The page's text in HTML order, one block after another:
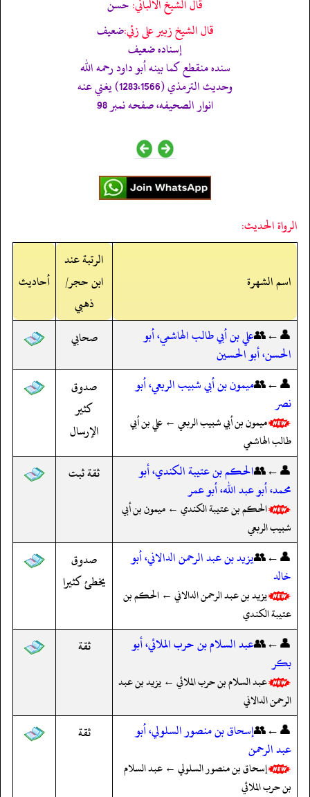
قال الشيخ الألباني:حسن
قال الشيخ زبير على زئي:ضعيف
إسناده ضعيف
سنده منقطع كما بينه أبو داود رحمه اللّٰه
وحديث الترمذي (1283،1566) يغني عنه
انوار الصحيفه، صفحه نمبر 98
الرواة الحديث:
اسم الشهرة
الرتبة عند
ابن حجر/
ذهبي
أحاديث
👤←👥علي بن أبي طالب الهاشمي، أبو
الحسن، أبو الحسين
صحابي
👤←👥ميمون بن أبي شبيب الربعي، أبو
نصر
ميمون بن أبي شبيب الربعي ← علي بن أبي
طالب الهاشمي
صدوق
كثير
الإرسال
👤←👥الحكم بن عتيبة الكندي، أبو
محمد، أبو عبد الله، أبو عمر
الحكم بن عتيبة الكندي ← ميمون بن أبي
شبيب الربعي
ثقة ثبت
👤←👥يزيد بن عبد الرحمن الدالاني، أبو
خالد
يزيد بن عبد الرحمن الدالاني ← الحكم بن
عتيبة الكندي
صدوق
يخطئ كثيرا
👤←👥عبد السلام بن حرب الملائي، أبو
بكر
عبد السلام بن حرب الملائي ← يزيد بن عبد
الرحمن الدالاني
ثقة
👤←👥إسحاق بن منصور السلولي، أبو
عبد الرحمن
إسحاق بن منصور السلولي ← عبد السلام
بن حرب الملائي
ثقة